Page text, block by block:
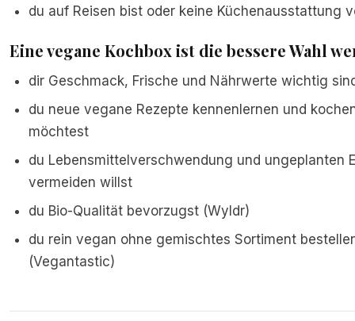
du auf Reisen bist oder keine Küchenausstattung
Eine vegane Kochbox ist die bessere Wahl
dir Geschmack, Frische und Nährwerte wichtig
du neue vegane Rezepte kennenlernen und
möchtest
du Lebensmittelverschwendung und ungeplanten
vermeiden willst
du Bio-Qualität bevorzugst (Wyldr)
du rein vegan ohne gemischtes Sortiment
(Vegantastic)